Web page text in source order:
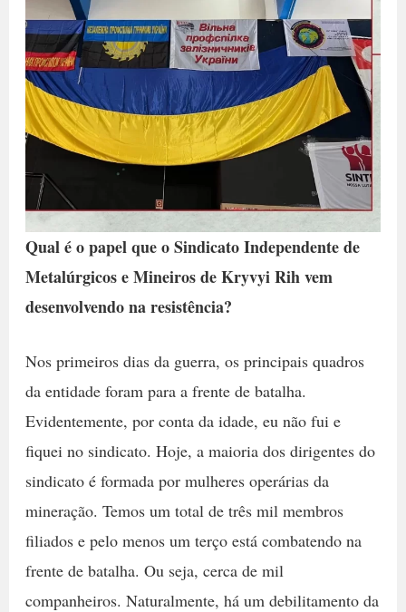
Qual é o papel que o Sindicato Independente de
Metalúrgicos e Mineiros de Kryvyi Rih vem
desenvolvendo na resistência?
Nos primeiros dias da guerra, os principais quadros
da entidade foram para a frente de batalha.
Evidentemente, por conta da idade, eu não fui e
fiquei no sindicato. Hoje, a maioria dos dirigentes do
sindicato é formada por mulheres operárias da
mineração. Temos um total de três mil membros
filiados e pelo menos um terço está combatendo na
frente de batalha. Ou seja, cerca de mil
companheiros. Naturalmente, há um debilitamento da